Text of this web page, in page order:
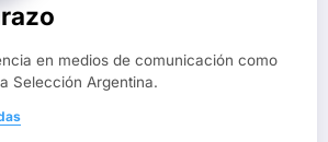
en medios de comunicación como
Selección Argentina.